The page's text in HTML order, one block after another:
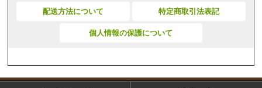
配送方法について 特定商取引法表記
個人情報の保護について